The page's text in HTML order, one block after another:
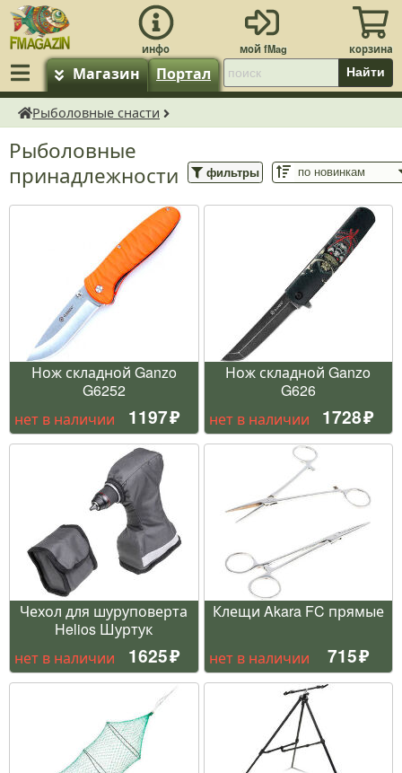
Магазин Портал Найти
fMagazin.ru
Рыболовные снасти
Рыболовные
принадлежности
фильтры
Нож складной Ganzo
G6252
нет в наличии
1197
Нож складной Ganzo
G626
нет в наличии
1728
Чехол для шуруповерта
Helios Шуртук
нет в наличии
1625
Клещи Akara FC прямые
нет в наличии 715